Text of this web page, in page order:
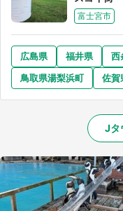
富士宮市
広島県 福井県 西
鳥取県湯梨浜町
佐賀
Jタ